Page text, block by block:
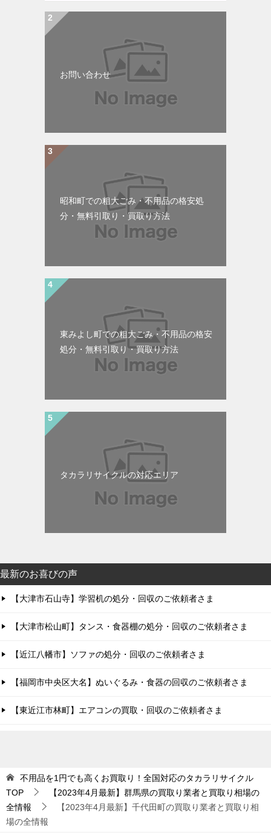
お問い合わせ
昭和町での粗大ごみ・不用品の格安処
分・無料引取り・買取り方法
東みよし町での粗大ごみ・不用品の格安
処分・無料引取り・買取り方法
タカラリサイクルの対応エリア
最新のお喜びの声
【大津市石山寺】学習机の処分・回収のご依頼者さま
【大津市松山町】タンス・食器棚の処分・回収のご依頼者さま
【近江八幡市】ソファの処分・回収のご依頼者さま
【福岡市中央区大名】ぬいぐるみ・食器の回収のご依頼者さま
【東近江市林町】エアコンの買取・回収のご依頼者さま
不用品を1円でも高くお買取り！全国対応のタカラリサイクル
TOP
【2023年4月最新】群馬県の買取り業者と買取り相場の
全情報
【2023年4月最新】千代田町の買取り業者と買取り相
場の全情報